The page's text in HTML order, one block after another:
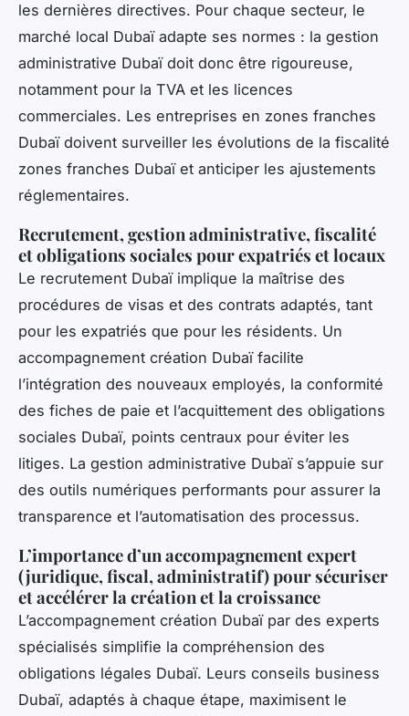
les dernières directives. Pour chaque secteur, le
marché local Dubaï adapte ses normes : la gestion
administrative Dubaï doit donc être rigoureuse,
notamment pour la TVA et les licences
commerciales. Les entreprises en zones franches
Dubaï doivent surveiller les évolutions de la fiscalité
zones franches Dubaï et anticiper les ajustements
réglementaires.
Recrutement, gestion administrative, fiscalité
et obligations sociales pour expatriés et locaux
Le recrutement Dubaï implique la maîtrise des
procédures de visas et des contrats adaptés, tant
pour les expatriés que pour les résidents. Un
accompagnement création Dubaï facilite
l’intégration des nouveaux employés, la conformité
des fiches de paie et l’acquittement des obligations
sociales Dubaï, points centraux pour éviter les
litiges. La gestion administrative Dubaï s’appuie sur
des outils numériques performants pour assurer la
transparence et l’automatisation des processus.
L’importance d’un accompagnement expert
(juridique, fiscal, administratif) pour sécuriser
et accélérer la création et la croissance
L’accompagnement création Dubaï par des experts
spécialisés simplifie la compréhension des
obligations légales Dubaï. Leurs conseils business
Dubaï, adaptés à chaque étape, maximisent le